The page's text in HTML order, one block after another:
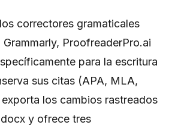
correctores gramaticales
ProofreaderPro.ai
para la escritura
sus citas (APA, MLA,
los cambios rastreados
y ofrece tres